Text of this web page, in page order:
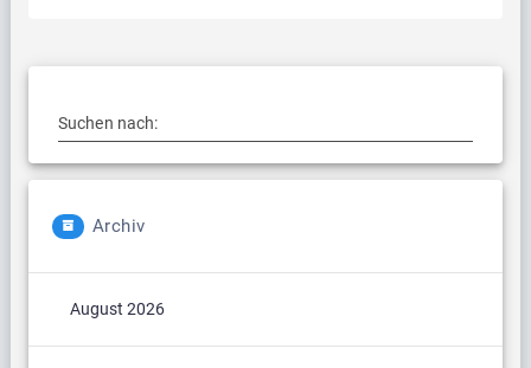
Suchen nach:
Archiv
August 2026